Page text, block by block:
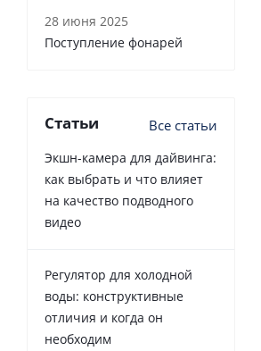
28 июня 2025
Поступление фонарей
Статьи Все статьи
Экшн-камера для дайвинга:
как выбрать и что влияет
на качество подводного
видео
Регулятор для холодной
воды: конструктивные
отличия и когда он
необходим